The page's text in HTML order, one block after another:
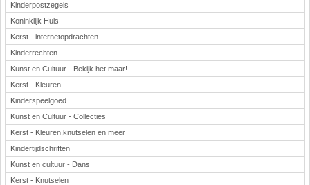
Kinderpostzegels
Koninklijk Huis
Kerst - internetopdrachten
Kinderrechten
Kunst en Cultuur - Bekijk het maar!
Kerst - Kleuren
Kinderspeelgoed
Kunst en Cultuur - Collecties
Kerst - Kleuren,knutselen en meer
Kindertijdschriften
Kunst en cultuur - Dans
Kerst - Knutselen